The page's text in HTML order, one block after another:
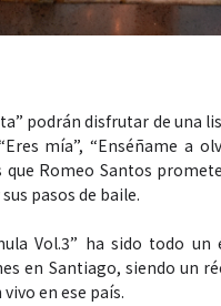
podrán disfrutar de una
mía”, “Enséñame a
Romeo Santos
pasos de baile.
Vol.3” ha sido todo
en Santiago, siendo un
en ese país.